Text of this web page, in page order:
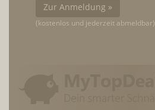
Zur Anmeldung »
(kostenlos und jederzeit abmeldbar)